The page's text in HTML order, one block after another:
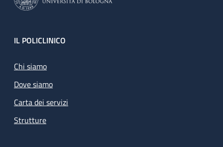
Footer
IL POLICLINICO
Chi siamo
Dove siamo
Carta dei servizi
Strutture